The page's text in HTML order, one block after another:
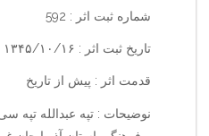
شماره ثبت اثر : 592
تاریخ ثبت اثر : ۱۳۴۵/۱۰/۱۶
قدمت اثر : پیش از تاریخ
نوضیحات : تپه عبدالله تپه